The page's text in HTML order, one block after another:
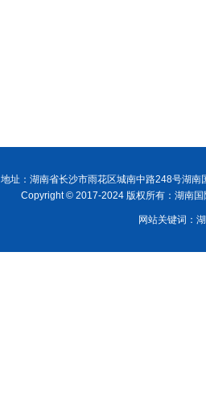
地址：湖南省长沙市雨花区城南中路248号湖
Copyright © 2017-2024 版权所有：湖南
网站关键词：